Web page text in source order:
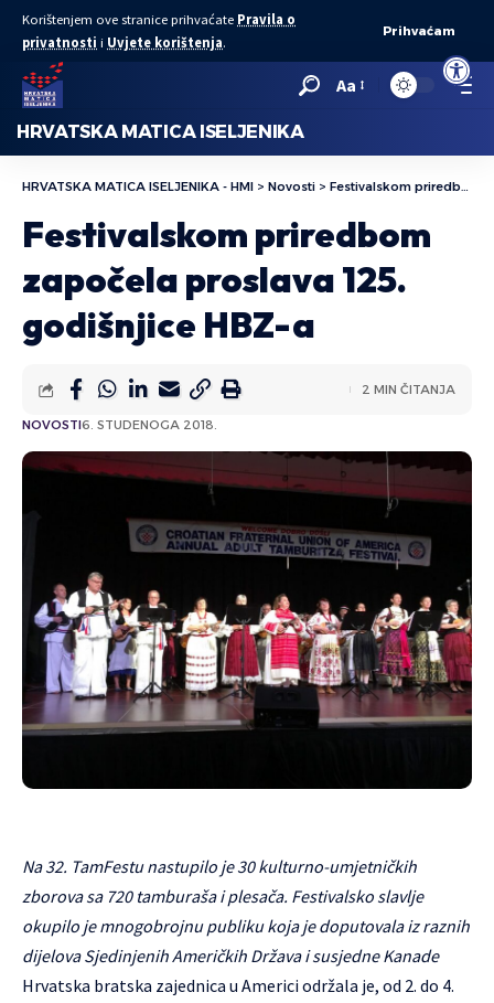
Open
Korištenjem ove stranice prihvaćate Pravila o
privatnosti i Uvjete korištenja.
Prihvaćam
Aa
HRVATSKA MATICA ISELJENIKA
HRVATSKA MATICA ISELJENIKA - HMI > Novosti > Festivalskom priredbom započela proslava 125. godišnjice HBZ-a
Festivalskom priredbom
započela proslava 125.
godišnjice HBZ-a
NOVOSTI6. STUDENOGA 2018.
2 MIN ČITANJA
Na 32. TamFestu nastupilo je 30 kulturno-umjetničkih
zborova sa 720 tamburaša i plesača. Festivalsko slavlje
okupilo je mnogobrojnu publiku koja je doputovala iz raznih
dijelova Sjedinjenih Američkih Država i susjedne Kanade
Hrvatska bratska zajednica u Americi održala je, od 2. do 4.